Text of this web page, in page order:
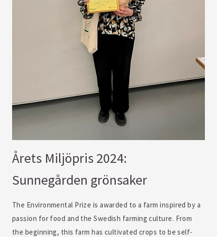
Årets Miljöpris 2024:
Sunnegården grönsaker
The Environmental Prize is awarded to a farm inspired by a
passion for food and the Swedish farming culture. From
the beginning, this farm has cultivated crops to be self-